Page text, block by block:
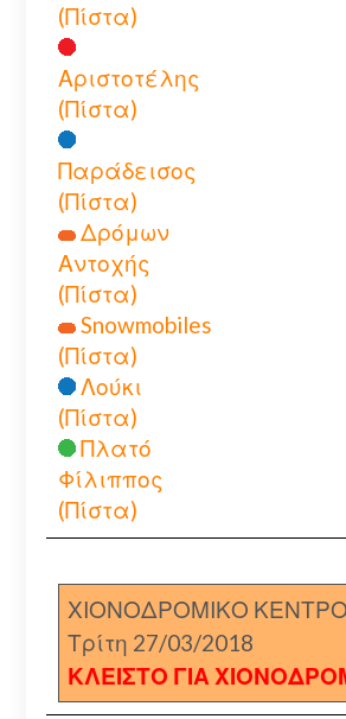
(Πίστα)
Αριστοτέλης
(Πίστα)
Παράδεισος
(Πίστα)
Δρόμων
Αντοχής
(Πίστα)
Snowmobiles
(Πίστα)
Λούκι
(Πίστα)
Πλατό
Φίλιππος
(Πίστα)
ΧΙΟΝΟΔΡΟΜΙΚΟ
Τρίτη 27/03/2018
ΚΛΕΙΣΤΟ ΓΙΑ